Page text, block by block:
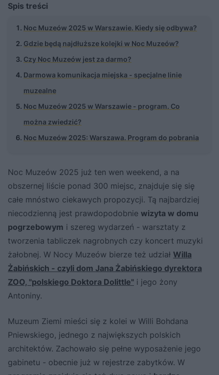
Spis treści
Noc Muzeów 2025 w Warszawie. Kiedy się odbywa?
Gdzie będą najdłuższe kolejki w Noc Muzeów?
Czy Noc Muzeów jest za darmo?
Darmowa komunikacja miejska - specjalne linie
muzealne
Noc Muzeów 2025 w Warszawie - program. Co
można zwiedzić?
Noc Muzeów 2025: Warszawa. Program do pobrania
Noc Muzeów 2025 już ten wen weekend, a na
obszernej liście ponad 300 miejsc, znajduje się się
całe mnóstwo ciekawych propozycji. Tą najbardziej
niecodzienną jest prawdopodobnie wizyta w domu
pogrzebowym i szereg wydarzeń - warsztaty z
tworzenia tabliczek nagrobnych czy koncert muzyki
żałobnej. W Nocy Muzeów bierze też udział Willa
Żabińskich - czyli dom Jana Żabińskiego dyrektora
ZOO, "polskiego Doktora Dolittle" i jego żony
Antoniny.
Muzeum Ziemi mieści się z kolei w Willi Bohdana
Pniewskiego, jednego z największych polskich
architektów. Zachowało się pełne wyposażenie jego
gabinetu - obecnie już w rejestrze zabytków. W